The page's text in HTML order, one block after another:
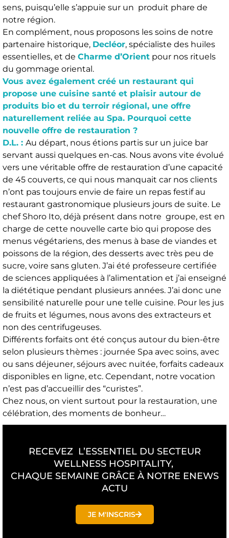
sens, puisqu’elle s’appuie sur un produit phare de
notre région.
En complément, nous proposons les soins de notre
partenaire historique, Decléor, spécialiste des huiles
essentielles, et de Charme d’Orient pour nos rituels
du gommage oriental.
Vous avez également créé un restaurant qui
propose une cuisine santé et plaisir autour de
produits bio et du terroir régional, une offre
naturellement reliée au Spa. Pourquoi cette
nouvelle offre de restauration ?
D.L. : Au départ, nous étions partis sur un juice bar
servant aussi quelques en-cas. Nous avons vite évolué
vers une véritable offre de restauration d’une capacité
de 45 couverts, ce qui nous manquait car nos clients
n’ont pas toujours envie de faire un repas festif au
restaurant gastronomique plusieurs jours de suite. Le
chef Shoro Ito, déjà présent dans notre groupe, est en
charge de cette nouvelle carte bio qui propose des
menus végétariens, des menus à base de viandes et
poissons de la région, des desserts avec très peu de
sucre, voire sans gluten. J’ai été professeure certifiée
de sciences appliquées à l’alimentation et j’ai enseigné
la diététique pendant plusieurs années. J’ai donc une
sensibilité naturelle pour une telle cuisine. Pour les jus
de fruits et légumes, nous avons des extracteurs et
non des centrifugeuses.
Différents forfaits ont été conçus autour du bien-être
selon plusieurs thèmes : journée Spa avec soins, avec
ou sans déjeuner, séjours avec nuitée, forfaits cadeaux
disponibles en ligne, etc. Cependant, notre vocation
n’est pas d’accueillir des “curistes”.
Chez nous, on vient surtout pour la restauration, une
célébration, des moments de bonheur…
RECEVEZ L’ESSENTIEL DU SECTEUR
WELLNESS HOSPITALITY,
CHAQUE SEMAINE GRÂCE À NOTRE ENEWS
ACTU
JE M'INSCRIS